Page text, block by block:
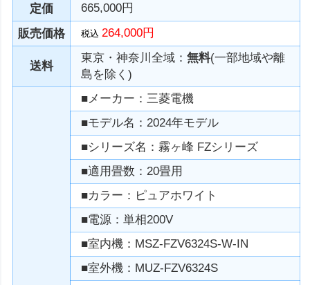
定価
665,000円
販売価格
税込264,000円
送料
東京・神奈川全域：無料(一部地域や離
島を除く)
■メーカー：三菱電機
■モデル名：2024年モデル
■シリーズ名：霧ヶ峰 FZシリーズ
■適用畳数：20畳用
■カラー：ピュアホワイト
■電源：単相200V
■室内機：MSZ-FZV6324S-W-IN
■室外機：MUZ-FZV6324S